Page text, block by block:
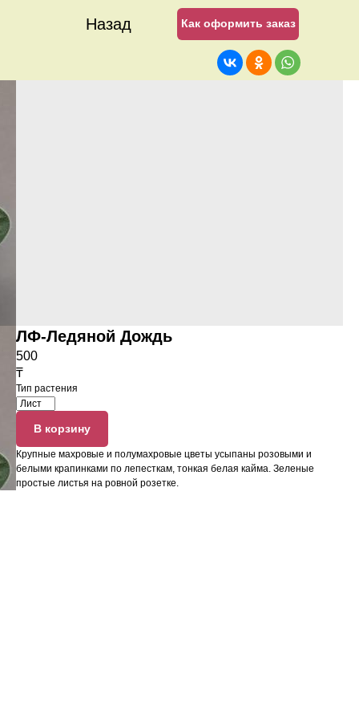
Назад Как оформить заказ
ЛФ-Ледяной Дождь
500
₸
Тип растения
В корзину
Крупные махровые и полумахровые цветы усыпаны розовыми и
белыми крапинками по лепесткам, тонкая белая кайма. Зеленые
простые листья на ровной розетке.